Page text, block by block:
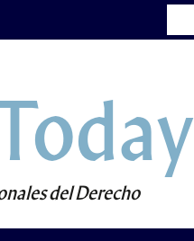
del Derecho